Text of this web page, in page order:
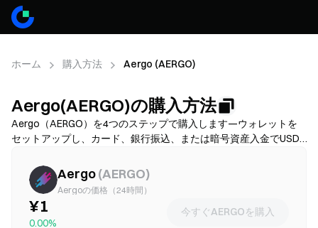
ホーム 購入方法 Aergo (AERGO)
Aergo(AERGO)の購入方法
Aergo（AERGO）を4つのステップで購入します—ウォレットを
セットアップし、カード、銀行振込、または暗号資産入金でUSDT
します。資金調達方法を比較し、確認前にガス代とスリッページ
を確認し、AERGOを安全に保管する方法を学んでください。利用
可能性と手数料はネットワークおよび提供業者によって異なりま
す。
Aergo(AERGO)
Aergoの価格（24時間）
¥1
0.00%
今すぐAERGOを購入